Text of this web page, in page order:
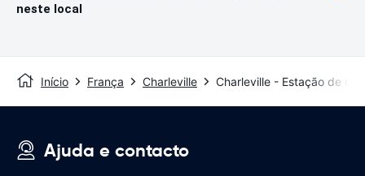
neste local
Início França Charleville Charleville - Estação de
Ajuda e contacto